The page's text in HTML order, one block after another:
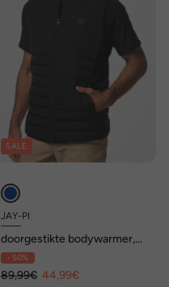
SALE
JAY-PI
doorgestikte bodywarmer,
golf, collegekraag
- 50%
89,99€ 44,99€